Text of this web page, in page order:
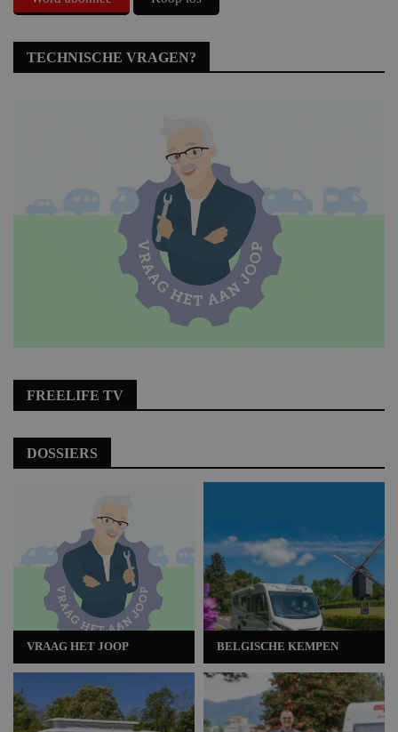
TECHNISCHE VRAGEN?
FREELIFE TV
DOSSIERS
VRAAG HET JOOP BELGISCHE KEMPEN